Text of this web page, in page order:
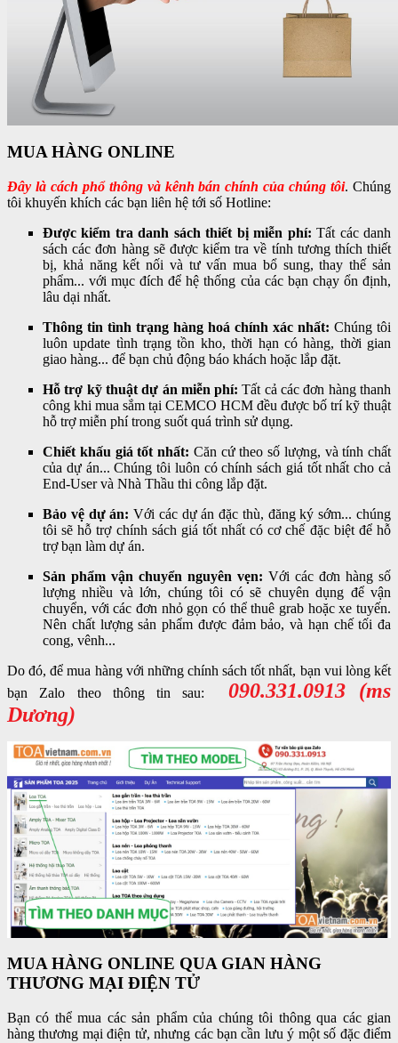
MUA HÀNG ONLINE
Đây là cách phổ thông và kênh bán chính của chúng tôi. Chúng
tôi khuyến khích các bạn liên hệ tới số Hotline:
Được kiểm tra danh sách thiết bị miễn phí: Tất các danh
sách các đơn hàng sẽ được kiểm tra về tính tương thích thiết
bị, khả năng kết nối và tư vấn mua bổ sung, thay thế sản
phẩm... với mục đích để hệ thống của các bạn chạy ổn định,
lâu dại nhất.
Thông tin tình trạng hàng hoá chính xác nhất: Chúng tôi
luôn update tình trạng tồn kho, thời hạn có hàng, thời gian
giao hàng... để bạn chủ động báo khách hoặc lắp đặt.
Hỗ trợ kỹ thuật dự án miễn phí: Tất cả các đơn hàng thanh
công khi mua sắm tại CEMCO HCM đều được bố trí kỹ thuật
hỗ trợ miễn phí trong suốt quá trình sử dụng.
Chiết khấu giá tốt nhất: Căn cứ theo số lượng, và tính chất
của dự án... Chúng tôi luôn có chính sách giá tốt nhất cho cả
End-User và Nhà Thầu thi công lắp đặt.
Bảo vệ dự án: Với các dự án đặc thù, đăng ký sớm... chúng
tôi sẽ hỗ trợ chính sách giá tốt nhất có cơ chế đặc biệt để hỗ
trợ bạn làm dự án.
Sản phẩm vận chuyển nguyên vẹn: Với các đơn hàng số
lượng nhiều và lớn, chúng tôi có sẽ chuyên dụng để vận
chuyển, với các đơn nhỏ gọn có thể thuê grab hoặc xe tuyến.
Nên chất lượng sản phẩm được đảm bảo, và hạn chế tối đa
cong, vênh...
Do đó, để mua hàng với những chính sách tốt nhất, bạn vui lòng kết
bạn Zalo theo thông tin sau: 090.331.0913 (ms
Dương)
MUA HÀNG ONLINE QUA GIAN HÀNG
THƯƠNG MẠI ĐIỆN TỬ
Bạn có thể mua các sản phẩm của chúng tôi thông qua các gian
hàng thương mại điện tử, nhưng các bạn cần lưu ý một số đặc điểm